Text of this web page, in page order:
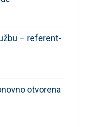
– referent-
otvorena